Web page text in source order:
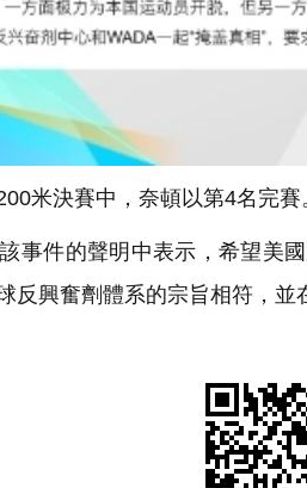
米決賽中，奈頓以第4名完
事件的聲明中表示，希望美
反興奮劑體系的宗旨相符，並